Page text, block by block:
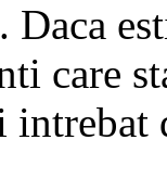
Daca
care
intrebat